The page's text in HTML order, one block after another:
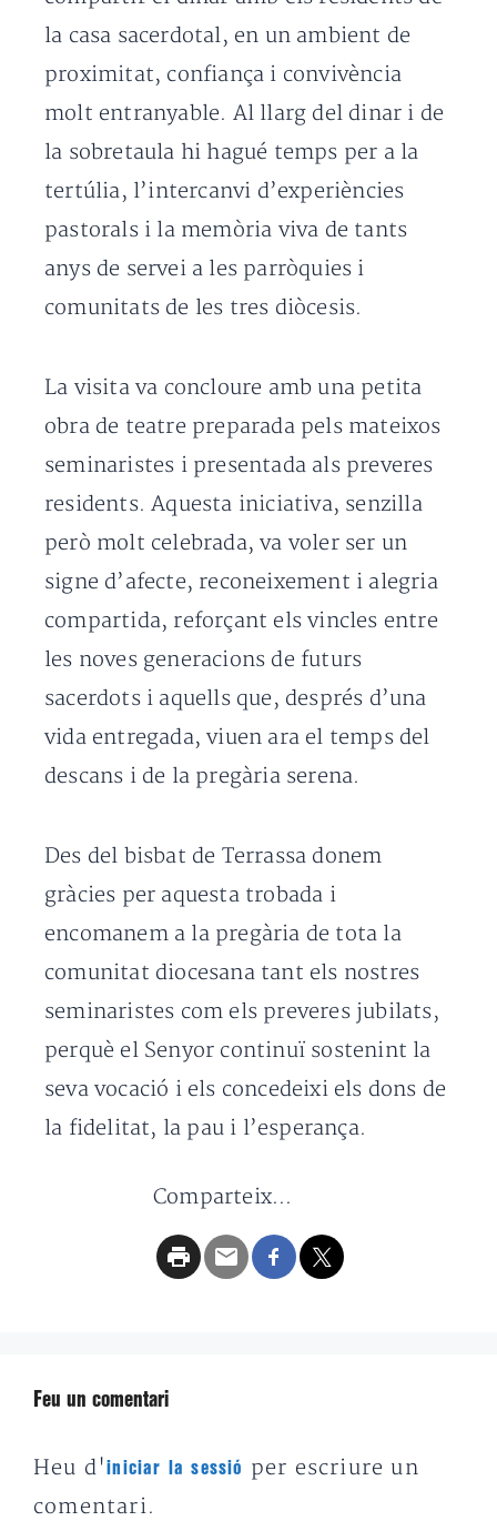
la casa sacerdotal, en un ambient de
proximitat, confiança i convivència
molt entranyable. Al llarg del dinar i de
la sobretaula hi hagué temps per a la
tertúlia, l’intercanvi d’experiències
pastorals i la memòria viva de tants
anys de servei a les parròquies i
comunitats de les tres diòcesis.
La visita va concloure amb una petita
obra de teatre preparada pels mateixos
seminaristes i presentada als preveres
residents. Aquesta iniciativa, senzilla
però molt celebrada, va voler ser un
signe d’afecte, reconeixement i alegria
compartida, reforçant els vincles entre
les noves generacions de futurs
sacerdots i aquells que, després d’una
vida entregada, viuen ara el temps del
descans i de la pregària serena.
Des del bisbat de Terrassa donem
gràcies per aquesta trobada i
encomanem a la pregària de tota la
comunitat diocesana tant els nostres
seminaristes com els preveres jubilats,
perquè el Senyor continuï sostenint la
seva vocació i els concedeixi els dons de
la fidelitat, la pau i l’esperança.
Comparteix...
Feu un comentari
Heu d'iniciar la sessió
per escriure un
comentari.